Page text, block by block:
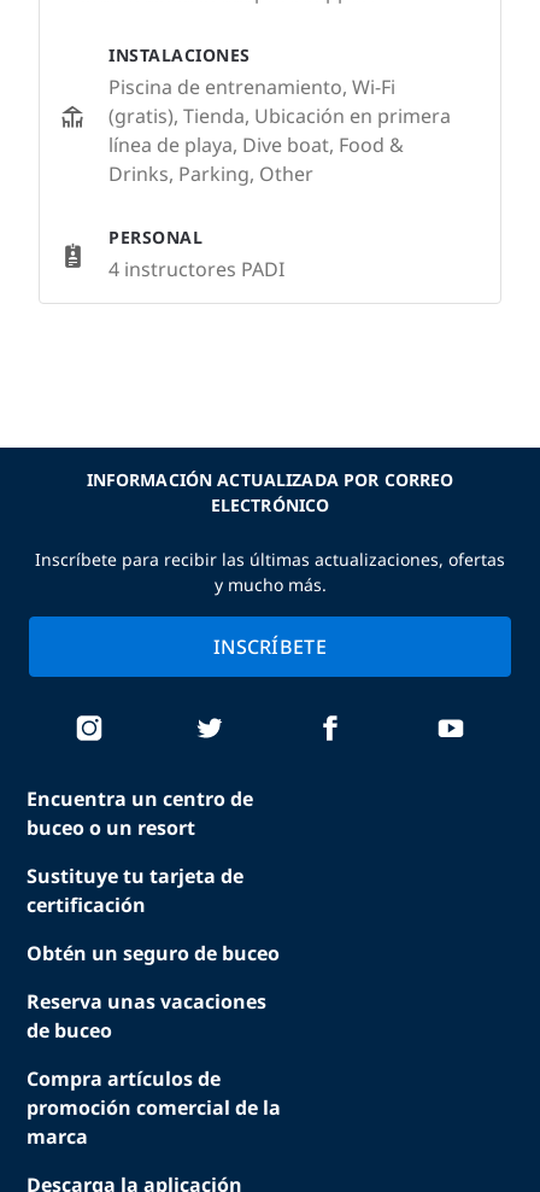
INSTALACIONES
Piscina de entrenamiento, Wi-Fi
(gratis), Tienda, Ubicación en primera
línea de playa, Dive boat, Food &
Drinks, Parking, Other
PERSONAL
4 instructores PADI
Encuentra un centro de
buceo o un resort
Sustituye tu tarjeta de
certificación
Obtén un seguro de buceo
Reserva unas vacaciones
de buceo
Compra artículos de
promoción comercial de la
marca
Descarga la aplicación
INFORMACIÓN ACTUALIZADA POR CORREO
ELECTRÓNICO
Inscríbete para recibir las últimas actualizaciones, ofertas
y mucho más.
INSCRÍBETE